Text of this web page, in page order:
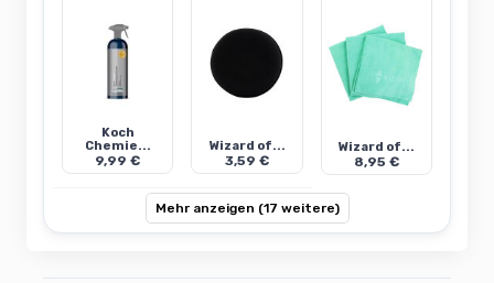
Koch
Chemie...
9,99 €
Wizard of...
3,59 €
Wizard of...
8,95 €
Mehr anzeigen (17 weitere)